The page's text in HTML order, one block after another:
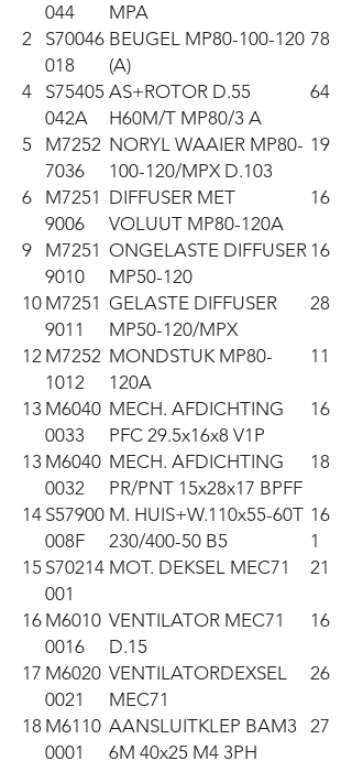
044
MPA
2
S70046
018
BEUGEL MP80-100-120
(A)
78
4
S75405
042A
AS+ROTOR D.55
H60M/T MP80/3 A
64
5
M7252
7036
NORYL WAAIER MP80-
100-120/MPX D.103
19
6
M7251
9006
DIFFUSER MET
VOLUUT MP80-120A
16
9
M7251
9010
ONGELASTE DIFFUSER
MP50-120
16
10 M7251
9011
GELASTE DIFFUSER
MP50-120/MPX
28
12 M7252
1012
MONDSTUK MP80-
120A
11
13 M6040
0033
MECH. AFDICHTING
PFC 29.5x16x8 V1P
16
13 M6040
0032
MECH. AFDICHTING
PR/PNT 15x28x17 BPFF
18
14 S57900
008F
M. HUIS+W.110x55-60T
230/400-50 B5
16
1
15 S70214
001
MOT. DEKSEL MEC71 21
16 M6010
0016
VENTILATOR MEC71
D.15
16
17 M6020
0021
VENTILATORDEXSEL
MEC71
26
18 M6110
0001
AANSLUITKLEP BAM3
6M 40x25 M4 3PH
27